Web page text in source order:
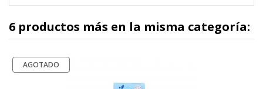
6 productos más en la misma categoría:
AGOTADO